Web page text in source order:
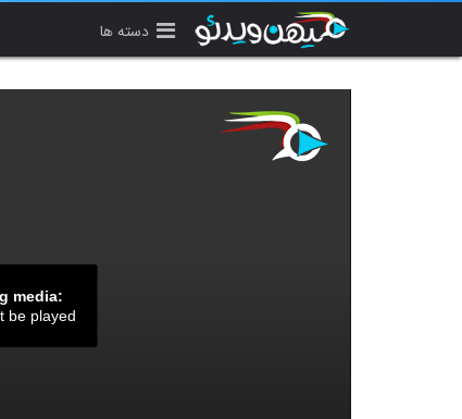
دسته ها
media:
be played